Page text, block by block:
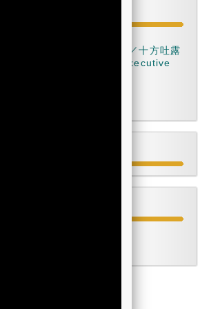
口談實錄／......如是說／十方吐露
Letters to a Young Executive